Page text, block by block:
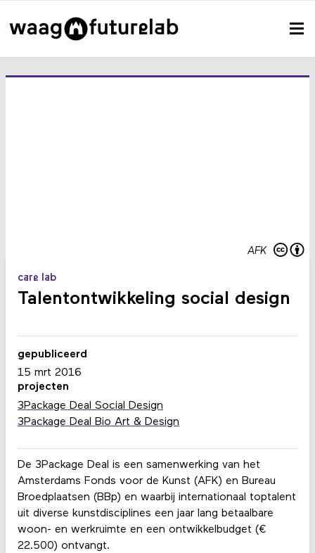
AFK
care lab
Talentontwikkeling social design
De 3Package Deal is een samenwerking van het
Amsterdams Fonds voor de Kunst (AFK) en Bureau
Broedplaatsen (BBp) en waarbij internationaal toptalent
uit diverse kunstdisciplines een jaar lang betaalbare
woon- en werkruimte en een ontwikkelbudget (€
22.500) ontvangt.
gepubliceerd
15 mrt 2016
projecten
3Package Deal Social Design
3Package Deal Bio Art & Design